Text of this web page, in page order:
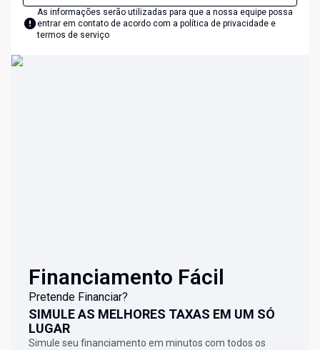
As informações serão utilizadas para que a nossa equipe possa
entrar em contato de acordo com a política de privacidade e
termos de serviço
Financiamento Fácil
Pretende Financiar?
SIMULE AS MELHORES TAXAS EM UM SÓ
LUGAR
Simule seu financiamento em minutos com todos os